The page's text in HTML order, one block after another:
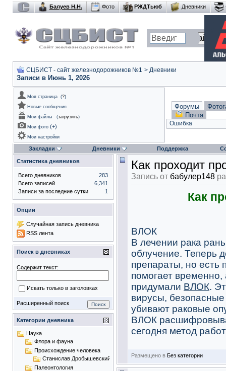
Балуев Н.Н. Фото РЖДТьюб Дневники
СЦБИСТ - сайт железнодорожников №1 > Дневники
Записи в Июнь 1, 2026
Моя страница (?)
Новые сообщения
Мои файлы
(загрузить)
Мои фото (+)
Мои настройки
Форумы
Почта
Ошибка
Закладки Дневники Поддержка
Как проходит
Запись от бабулер148
Как
ВЛОК
В лечении рака
облучение. Теперь
препараты, но есть
помогает
придумали ВЛОК.
вирусы,
убивают раковые
ВЛОК
сегодня метод
Размещено в Без категории
Статистика дневников
Всего дневников
283
Всего записей
6,341
Записи за последние сутки
1
Опции
Случайная запись дневника
RSS лента
Поиск в дневниках
Содержит текст:
Искать только в заголовках
Расширенный поиск
Категории дневника
Наука
Флора и фауна
Происхождение человека
Станислав Дробышевский
Палеонтология